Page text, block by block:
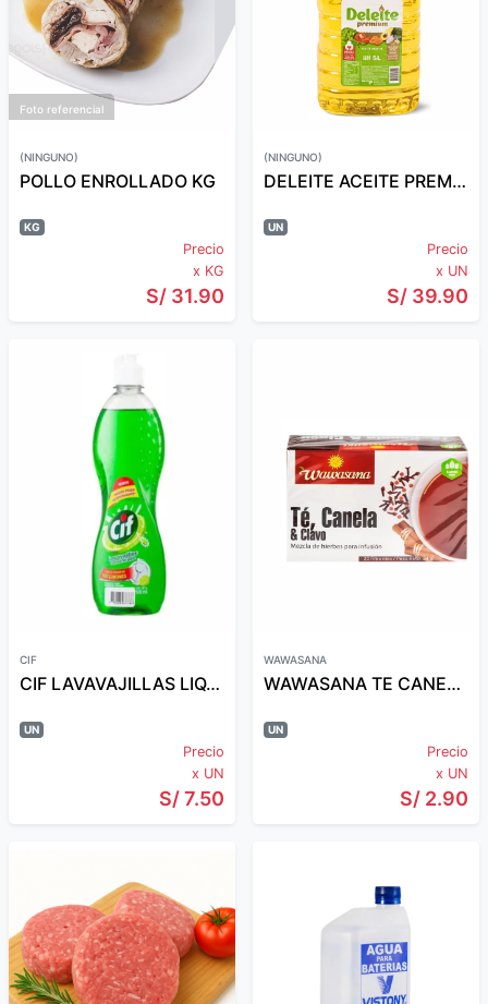
Foto referencial
(NINGUNO)
POLLO ENROLLADO KG
KG
Precio
x KG
S/ 31.90
(NINGUNO)
DELEITE ACEITE PREMIUM 5LT
UN
Precio
x UN
S/ 39.90
CIF
CIF LAVAVAJILLAS LIQ. LIMON 500 ML
UN
Precio
x UN
S/ 7.50
WAWASANA
WAWASANA TE CANELA Y CLAVO
UN
Precio
x UN
S/ 2.90